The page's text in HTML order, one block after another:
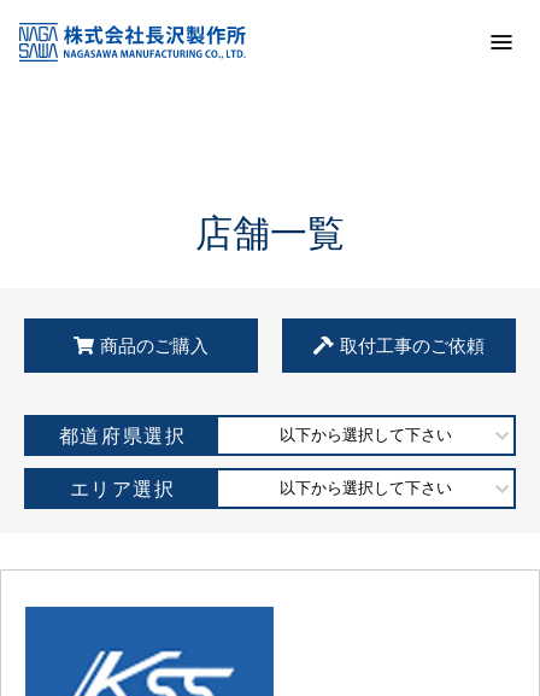
KSS加盟店・取扱店情報
店舗一覧
店舗一覧
商品のご購入 取付工事のご依頼
都道府県選択 以下から選択して下さい
エリア選択 以下から選択して下さい